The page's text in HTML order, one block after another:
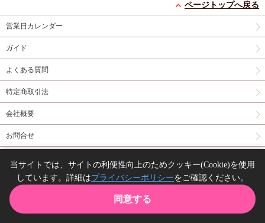
ページトップへ戻る
営業日カレンダー
ガイド
よくある質問
特定商取引法
会社概要
お問合せ
Copyright(C) comicomi studio. All right reserved.
当サイトでは、サイトの利便性向上のためクッキー(Cookie)を使用
しています。詳細はプライバシーポリシーをご確認ください。
同意する